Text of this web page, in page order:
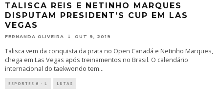
TALISCA REIS E NETINHO MARQUES
DISPUTAM PRESIDENT’S CUP EM LAS
VEGAS
FERNANDA OLIVEIRA OUT 9, 2019
Talisca vem da conquista da prata no Open Canadá e Netinho Marques,
chega em Las Vegas após treinamentos no Brasil. O calendário
internacional do taekwondo tem...
ESPORTES G - L LUTAS